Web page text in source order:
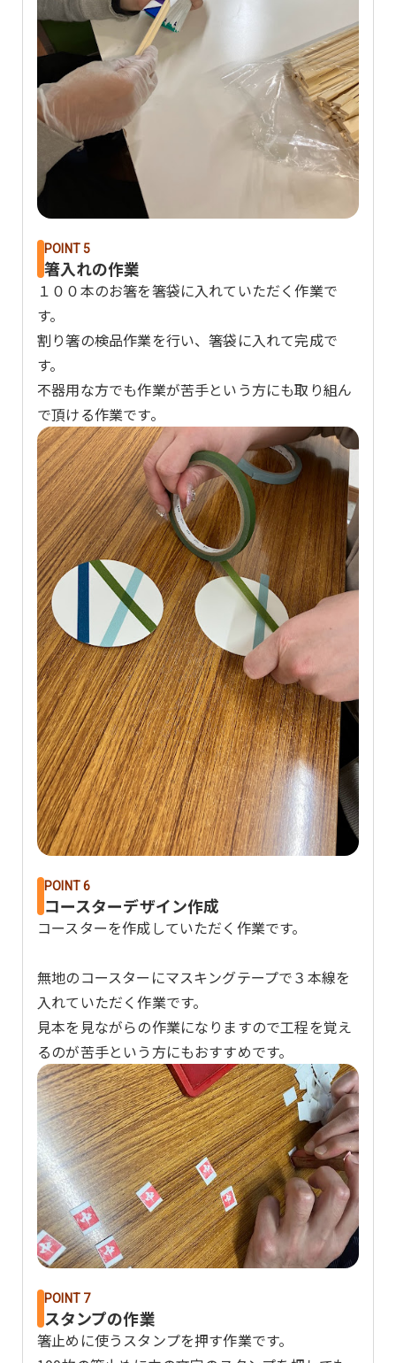
POINT 5
箸入れの作業
１００本のお箸を箸袋に入れていただく作業で
す。
割り箸の検品作業を行い、箸袋に入れて完成で
す。
不器用な方でも作業が苦手という方にも取り組ん
で頂ける作業です。
POINT 6
コースターデザイン作成
コースターを作成していただく作業です。
無地のコースターにマスキングテープで３本線を
入れていただく作業です。
見本を見ながらの作業になりますので工程を覚え
るのが苦手という方にもおすすめです。
POINT 7
スタンプの作業
箸止めに使うスタンプを押す作業です。